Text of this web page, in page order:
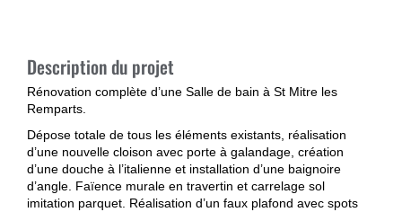
Description du projet
Rénovation complète d’une Salle de bain à St Mitre les
Remparts.
Dépose totale de tous les éléments existants, réalisation
d’une nouvelle cloison avec porte à galandage, création
d’une douche à l’italienne et installation d’une baignoire
d’angle. Faïence murale en travertin et carrelage sol
imitation parquet. Réalisation d’un faux plafond avec spots